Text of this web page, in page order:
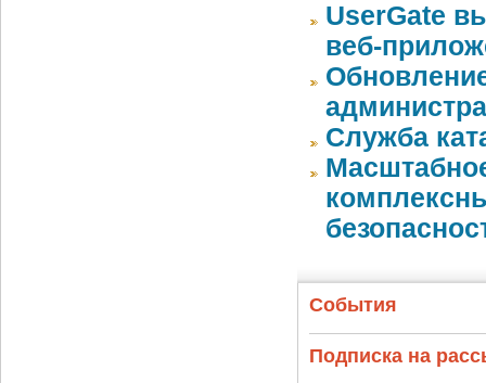
UserGate
веб-
Служба
События
Подписка на